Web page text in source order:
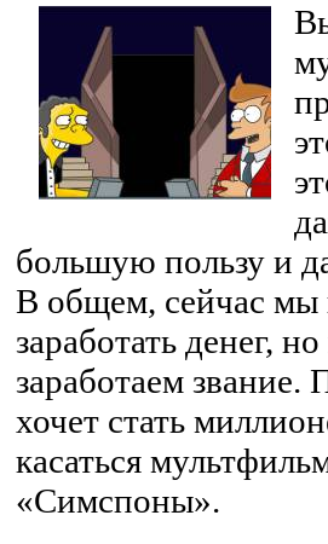
большую пользу и
В общем, сейчас мы
заработать денег,
заработаем звание.
хочет стать
касаться
«Симспоны».